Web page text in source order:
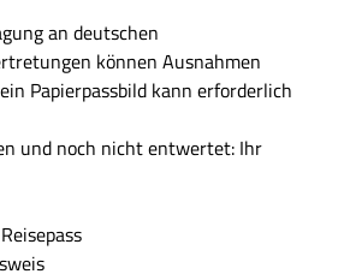
an deutschen
können Ausnahmen
Papierpassbild kann erforderlich
und noch nicht entwertet: Ihr